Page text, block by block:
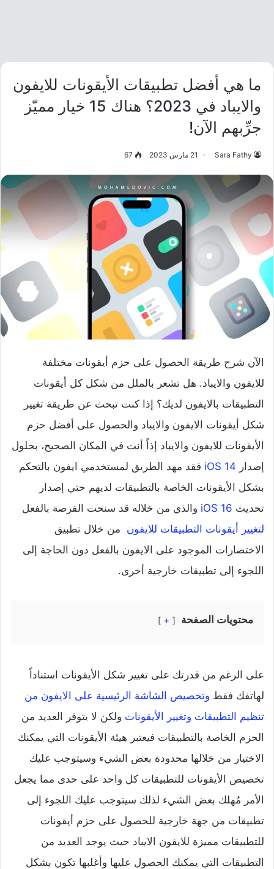
ما هي أفضل تطبيقات الأيقونات للايفون
والايباد في 2023؟ هناك 15 خيار مميّز
جرِّبهم الآن!
Sara Fathy 21 مارس 2023 67
الآن شرح طريقة الحصول على حزم أيقونات مختلفة
للايفون والايباد. هل تشعر بالملل من شكل كل أيقونات
التطبيقات بالايفون لديك؟ إذا كنت تبحث عن طريقة تغيير
شكل أيقونات الايفون والايباد والحصول على أفضل حزم
الأيقونات للايفون والايباد إذاً أنت في المكان الصحيح، بحلول
إصدار iOS 14 فقد مهد الطريق لمستخدمي ايفون بالتحكم
بشكل الأيقونات الخاصة بالتطبيقات لديهم حتي إصدار
تحديث iOS 16 والذي من خلاله قد سنحت الفرصة بالفعل
لتغيير أيقونات التطبيقات للايفون من خلال تطبيق
الاختصارات الموجود على الايفون بالفعل دون الحاجة إلى
اللجوء إلى تطبيقات خارجية أخرى.
محتويات الصفحة +
على الرغم من قدرتك على تغيير شكل الأيقونات استناداً
لهاتفك فقط وتخصيص الشاشة الرئيسية على الايفون من
تنظيم التطبيقات وتغيير الأيقونات ولكن لا يتوفر العديد من
الحزم الخاصة بالتطبيقات فيعتبر هيئة الأيقونات التي يمكنك
الاختيار من خلالها محدودة بعض الشيء وسيتوجب عليك
تخصيص الأيقونات للتطبيقات كل واحد على حدى مما يجعل
الأمر مُهلك بعض الشيء لذلك سيتوجب عليك اللجوء إلى
تطبيقات من جهة خارجية للحصول على حزم أيقونات
للتطبيقات مميزة للايفون الايباد حيث يوجد العديد من
التطبيقات التي يمكنك الحصول عليها وأغلبها تكون بشكل